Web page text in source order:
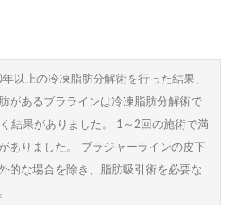
以上の冷凍脂肪分解術を行った結果、
があるブララインは冷凍脂肪分解術で
結果がありました。 1～2回の施術で満
ありました。 ブラジャーラインの皮下
的な場合を除き、脂肪吸引術を必要な